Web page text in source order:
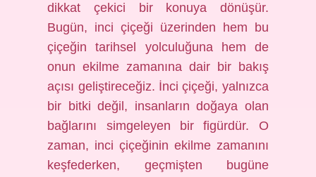
dikkat çekici bir konuya dönüşür.
Bugün, inci çiçeği üzerinden hem bu
çiçeğin tarihsel yolculuğuna hem de
onun ekilme zamanına dair bir bakış
açısı geliştireceğiz. İnci çiçeği, yalnızca
bir bitki değil, insanların doğaya olan
bağlarını simgeleyen bir figürdür. O
zaman, inci çiçeğinin ekilme zamanını
keşfederken, geçmişten bugüne